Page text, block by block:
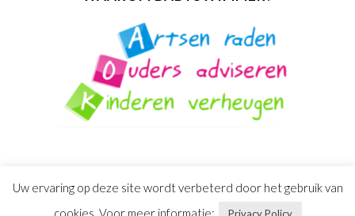
Uw ervaring op deze site wordt verbeterd door het gebruik van
cookies. Voor meer informatie: